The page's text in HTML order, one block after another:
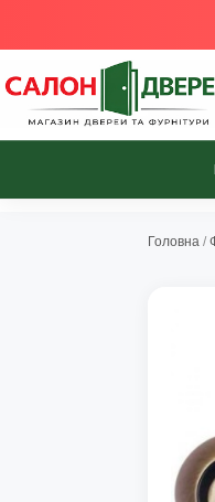
salon-dverey.com.ua -
067-489-58-29
Головна /